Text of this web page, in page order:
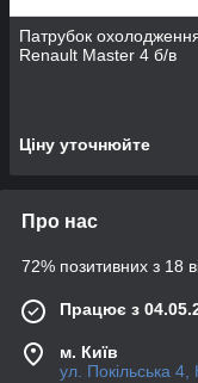
Патрубок
Renault Master 4 б/в
Ціну уточнюйте
Про нас
72% позитивних з 18
Працює з
м. Київ
ул. Покільська 4,